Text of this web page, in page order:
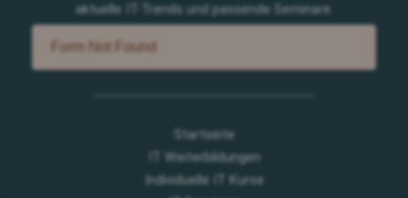
aktuelle IT-Trends und passende Seminare.
Startseite
IT Weiterbildungen
Individuelle IT Kurse